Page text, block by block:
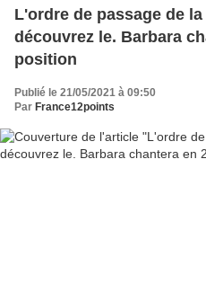
L'ordre de passage de
découvrez le. Barbara
position
Publié le 21/05/2021 à 09:50
Par France12points